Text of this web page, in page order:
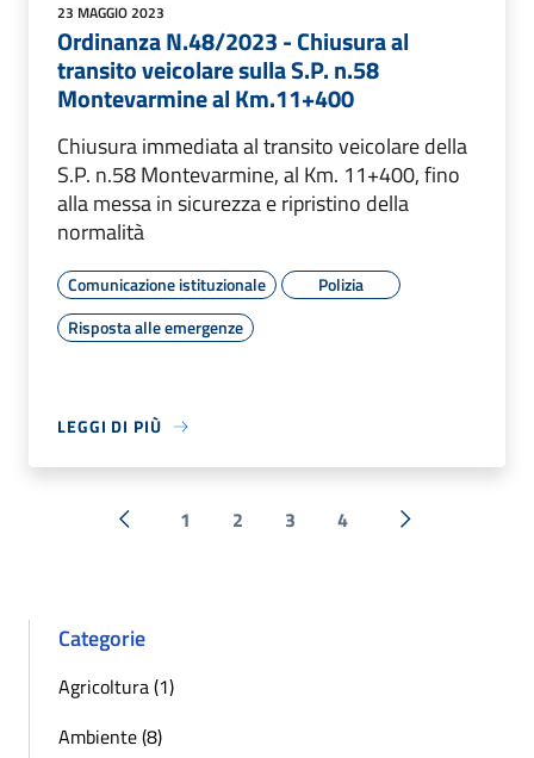
23 MAGGIO 2023
Ordinanza N.48/2023 - Chiusura al
transito veicolare sulla S.P. n.58
Montevarmine al Km.11+400
Chiusura immediata al transito veicolare della
S.P. n.58 Montevarmine, al Km. 11+400, fino
alla messa in sicurezza e ripristino della
normalità
Comunicazione istituzionale
Polizia
Risposta alle emergenze
LEGGI DI PIÙ
« Precedente
1 2 3 4 Successiva »
Categorie
Agricoltura (1)
Ambiente (8)